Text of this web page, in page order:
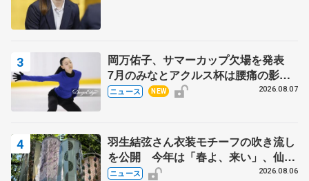
岡万佑子、サマーカップ欠場を発表
7月のみなとアクルス杯は腰痛の影響
で
ニュース NEW 2026.08.07
羽生結弦さん衣装モチーフの吹き流し
を公開 今年は「春よ、来い」、仙台
の瑞鳳殿
ニュース 2026.08.06